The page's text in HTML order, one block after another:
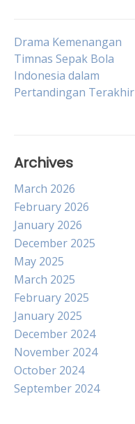
Post
navigation
Drama Kemenangan
Timnas Sepak Bola
Indonesia dalam
Pertandingan Terakhir
Archives
March 2026
February 2026
January 2026
December 2025
May 2025
March 2025
February 2025
January 2025
December 2024
November 2024
October 2024
September 2024